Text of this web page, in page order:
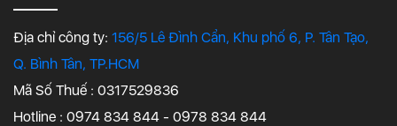
Địa chỉ công ty: 156/5 Lê Đình Cẩn, Khu phố 6, P. Tân Tạo,
Q. Bình Tân, TP.HCM
Mã Số Thuế : 0317529836
Hotline : 0974 834 844 - 0978 834 844